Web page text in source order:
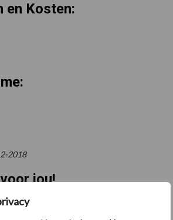
en Kosten:
2018
jou!